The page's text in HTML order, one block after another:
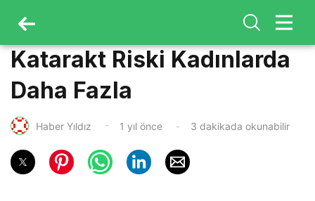
Katarakt Riski Kadınlarda
Daha Fazla
Haber Yıldız 1 yıl önce 3 dakikada okunabilir